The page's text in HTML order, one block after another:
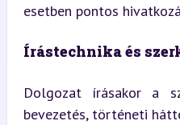
esetben pontos
Írástechnika és
Dolgozat írásakor a
bevezetés, történeti